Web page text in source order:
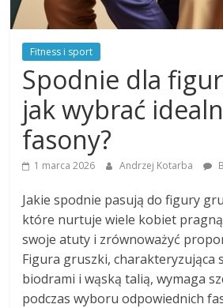
Fitness i sport
Spodnie dla
jak wybrać
fasony?
1 marca 2026 Andrzej Kotarba
Jakie spodnie pasują do figury
które nurtuje wiele kobiet
swoje atuty i zrównoważyć
Figura gruszki, charakteryzująca
biodrami i wąską talią, wymaga
podczas wyboru odpowiednich